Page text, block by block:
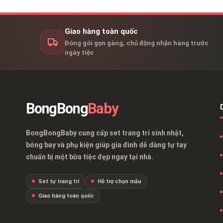
Giao hàng toàn quốc
Đóng gói gọn gàng, chủ động nhận hàng trước
ngày tiệc
BongBongBaby
BongBongBaby cung cấp set trang trí sinh nhật,
bóng bay và phụ kiện giúp gia đình dễ dàng tự tay
chuẩn bị một bữa tiệc đẹp ngay tại nhà.
Set tự trang trí Hỗ trợ chọn mẫu
Giao hàng toàn quốc